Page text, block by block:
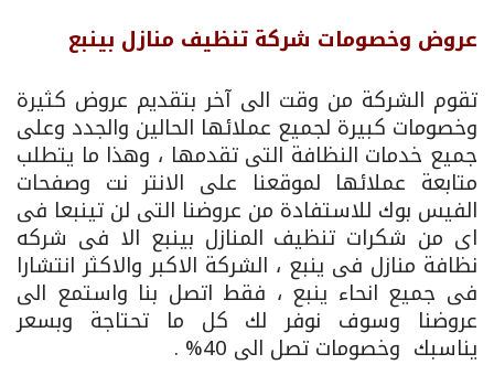
عروض وخصومات شركة تنظيف منازل بينبع
تقوم الشركة من وقت الى آخر بتقديم عروض كثيرة
وخصومات كبيرة لجميع عملائها الحالين والجدد وعلى
جميع خدمات النظافة التى تقدمها ، وهذا ما يتطلب
متابعة عملائها لموقعنا على الانتر نت وصفحات
الفيس بوك للاستفادة من عروضنا التى لن تينبعا فى
اى من شكرات تنظيف المنازل بينبع الا فى شركه
نظافة منازل فى ينبع ، الشركة الاكبر والاكثر انتشارا
فى جميع انحاء ينبع ، فقط اتصل بنا واستمع الى
عروضنا وسوف نوفر لك كل ما تحتاجة وبسعر
يناسبك وخصومات تصل الى 40% .